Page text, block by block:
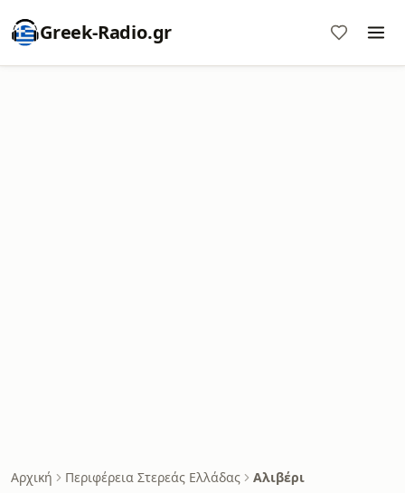
Greek-Radio.gr
Αρχική Περιφέρεια Στερεάς Ελλάδας Αλιβέρι